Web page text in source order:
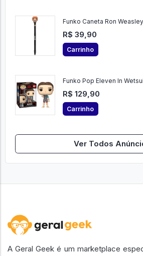
Funko Caneta Ron
R$ 39,90
Carrinho
Funko Pop Eleven In
R$ 129,90
Carrinho
Ver Todos
A Geral Geek é um marketplace